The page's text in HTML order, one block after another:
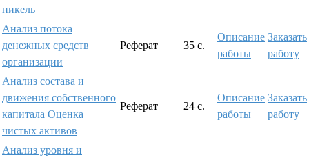
никель
Анализ потока
денежных средств
организации
Реферат 35 с.
Описание
работы
Заказать
работу
Анализ состава и
движения собственного
капитала Оценка
чистых активов
Реферат 24 с.
Описание
работы
Заказать
работу
Анализ уровня и